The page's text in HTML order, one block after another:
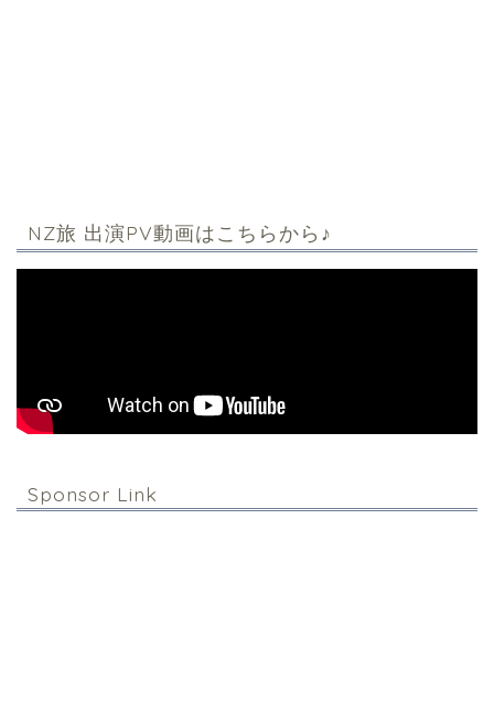
NZ旅 出演PV動画はこちらから♪
Sponsor Link